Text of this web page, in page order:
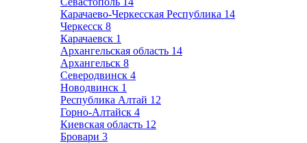
Карачаево-Черкесская Республика 14
Черкесск 8
Карачаевск 1
Архангельская область 14
Архангельск 8
Северодвинск 4
Новодвинск 1
Республика Алтай 12
Горно-Алтайск 4
Киевская область 12
Бровари 3